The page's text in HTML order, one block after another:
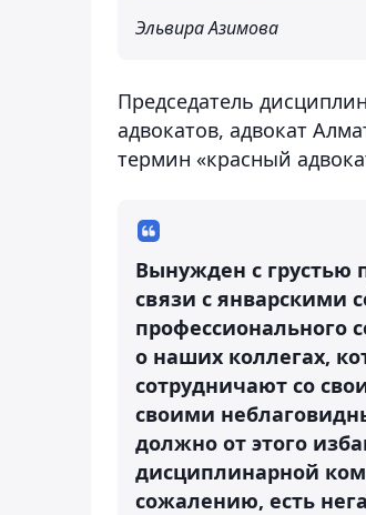
Эльвира Азимова
Председатель
адвокатов, адвокат
термин «красный
Вынужден с грустью
связи с январскими
профессионального
о наших коллегах,
сотрудничают со
своими
должно от этого
дисциплинарной
сожалению, есть